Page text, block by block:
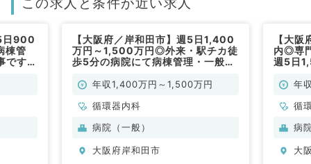
日900
棟管
です
【大阪府／岸和田市】週5日1,400
万円～1,500万円◎外来・駅チカ徒
歩5分の病院にて病棟管理・一般外
勤）年収1,400万円～1,500万円
循環器内科
病院（一般）
大阪府岸和田市
【大
内◎専
週5日
事で年
循
病
大